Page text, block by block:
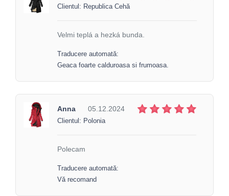
Clientul: Republica Cehă
Velmi teplá a hezká bunda.
Traducere automată:
Geaca foarte calduroasa si frumoasa.
Anna 05.12.2024
Clientul: Polonia
Polecam
Traducere automată:
Vă recomand